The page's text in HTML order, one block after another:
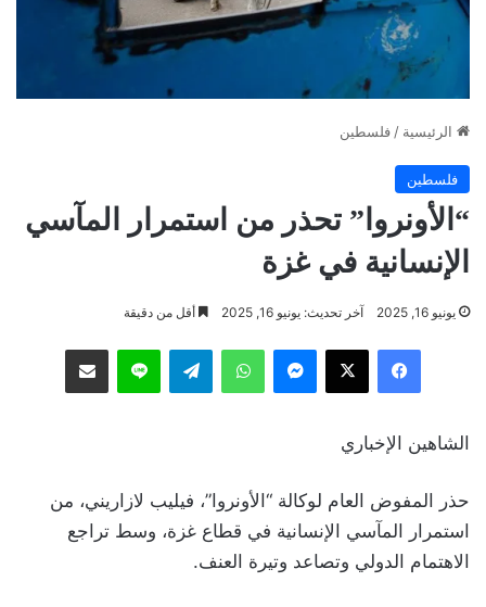
الرئيسية /فلسطين
فلسطين
“الأونروا” تحذر من استمرار المآسي
الإنسانية في غزة
يونيو 16, 2025 آخر تحديث: يونيو 16, 2025 أقل من دقيقة
فيسبوك ‫X ماسنجر واتساب تيلقرام لاين مشاركة عبر البريد
الشاهين الإخباري
حذر المفوض العام لوكالة “الأونروا”، فيليب لازاريني، من
استمرار المآسي الإنسانية في قطاع غزة، وسط تراجع
الاهتمام الدولي وتصاعد وتيرة العنف.